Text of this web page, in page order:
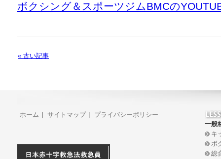
ボクシング＆スポーツジムBMCの
« 古い記事
ホーム サイトマップ プライバシーポリシー
一般
キ
ボ
総